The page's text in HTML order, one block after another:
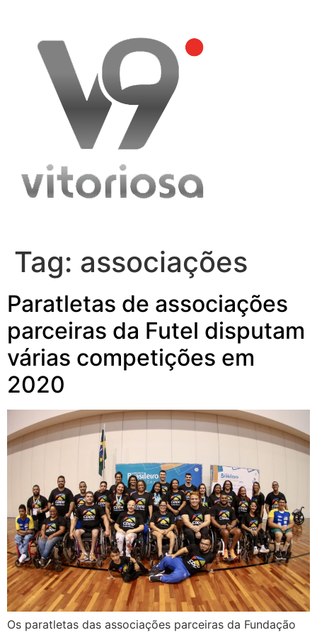
content
Tag: associações
Paratletas de associações
parceiras da Futel disputam
várias competições em
2020
Os paratletas das associações parceiras da Fundação